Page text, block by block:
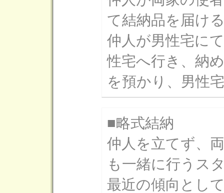
て結納品を届け
仲人が男性宅に
性宅へ行き、納
を預かり、男性
■略式結納
仲人を立てず、
も一緒に行うス
最近の傾向とし